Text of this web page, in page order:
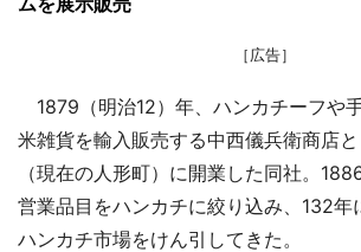
［広告］
1879（明治12）年、ハンカチーフや
米雑貨を輸入販売する中西儀兵衛商店
（現在の人形町）に開業した同社。
営業品目をハンカチに絞り込み、132年
ハンカチ市場をけん引してきた。